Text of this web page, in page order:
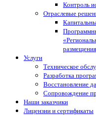
Контроль
Отраслевые
Услуги
Техническое
Разработка
Восстановление
Сопровождение
Наши заказчики
Лицензии и сертификаты